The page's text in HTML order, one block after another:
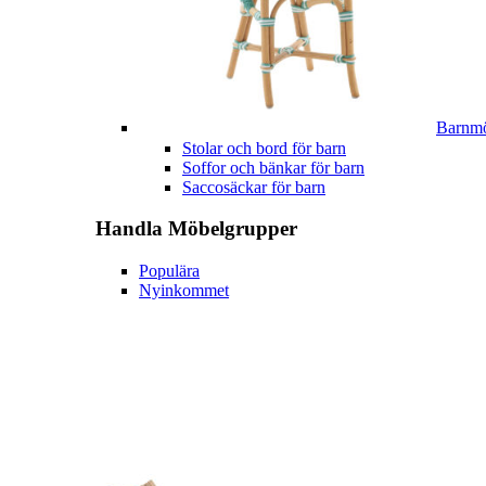
Stolar och bord för barn
Soffor och bänkar för barn
Saccosäckar för barn
Handla Möbelgrupper
Populära
Nyinkommet